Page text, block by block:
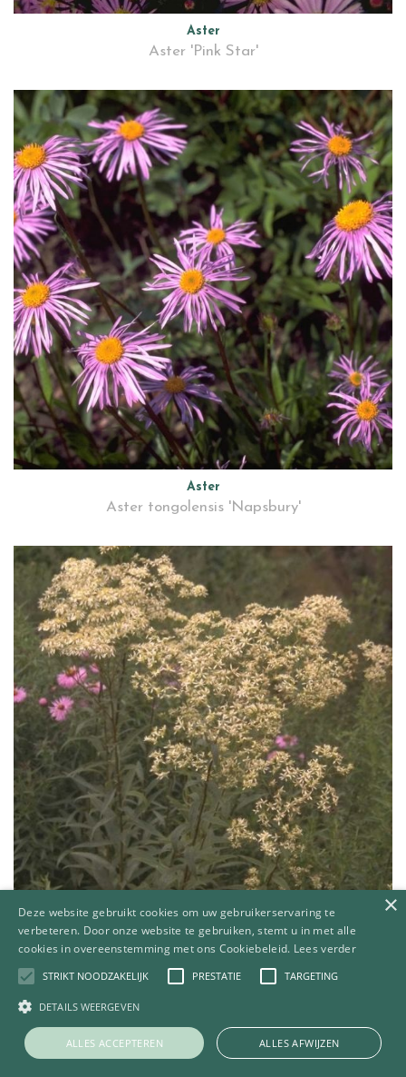
Aster
Aster 'Pink Star'
Aster
Aster tongolensis 'Napsbury'
×
Deze website gebruikt cookies om uw gebruikerservaring te
verbeteren. Door onze website te gebruiken, stemt u in met alle
cookies in overeenstemming met ons Cookiebeleid. Lees verder
STRIKT NOODZAKELIJK PRESTATIE TARGETING
DETAILS WEERGEVEN
ALLES ACCEPTEREN ALLES AFWIJZEN